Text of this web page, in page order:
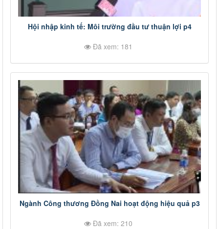
Hội nhập kinh tế: Môi trường đầu tư thuận lợi p4
Đã xem: 181
Ngành Công thương Đồng Nai hoạt động hiệu quả p3
Đã xem: 210